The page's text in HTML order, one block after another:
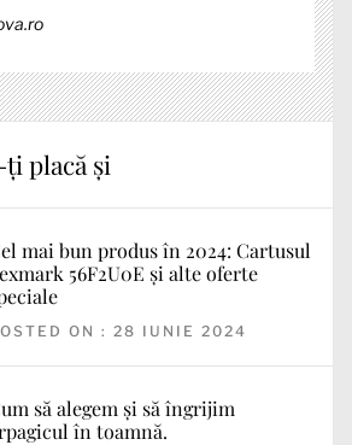
placă și
mai bun produs în 2024: Cartusul
56F2U0E și alte oferte
ON : 28 IUNIE 2024
să alegem și să îngrijim
în toamnă.